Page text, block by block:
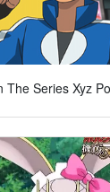
The Series Xyz